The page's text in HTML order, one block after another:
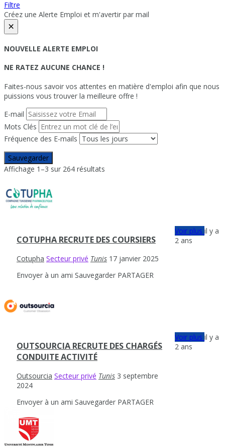
Filtre
Créez une Alerte Emploi et m'avertir par mail
×
NOUVELLE ALERTE EMPLOI
NE RATEZ AUCUNE CHANCE !
Faites-nous savoir vos attentes en matière d'emploi afin que nous
puissions vous trouver la meilleure offre !
E-mail
Mots Clés
Fréquence des E-mails
Sauvegarder
Affichage 1–3 sur 264 résultats
COTUPHA RECRUTE DES COURSIERS
Cotupha Secteur privé Tunis 17 janvier 2025
Envoyer à un ami Sauvegarder PARTAGER
Voir plusil y a
2 ans
OUTSOURCIA RECRUTE DES CHARGÉS
CONDUITE ACTIVITÉ
Outsourcia Secteur privé Tunis 3 septembre
2024
Envoyer à un ami Sauvegarder PARTAGER
Voir plusil y a
2 ans